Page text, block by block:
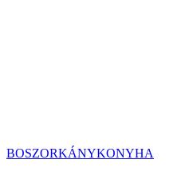
BOSZORKÁNYKONYHA